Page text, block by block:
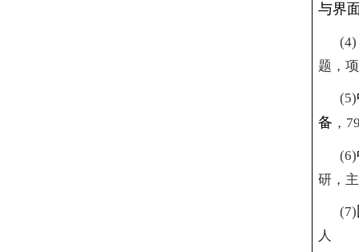
与界
(4)
题，
(5)
备 ，
(6)
研，
(7)
人